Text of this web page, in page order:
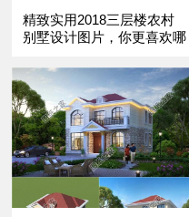
精致实用2018三层楼农村
别墅设计图片，你更喜欢哪